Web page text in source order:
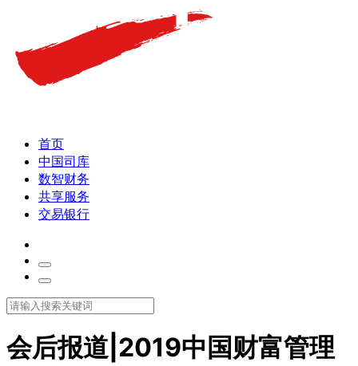
首页
中国司库
数智财务
共享服务
交易银行
会后报道|2019中国财富管理